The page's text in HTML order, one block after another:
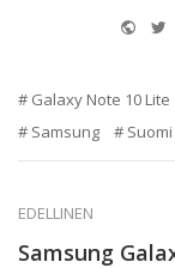
Galaxy Note 10 Lite
Samsung
Suomi
EDELLINEN
Samsung